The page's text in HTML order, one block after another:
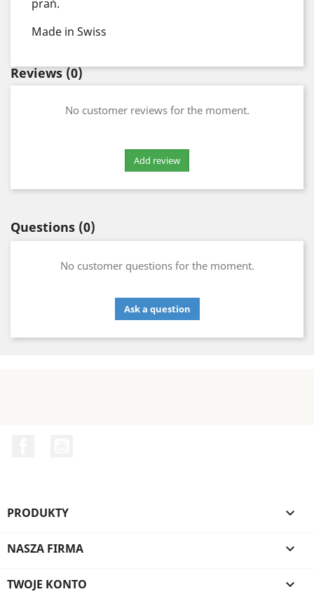
prań.
Made in Swiss
Reviews(0)
No customer reviews for the moment.
Questions (0)
No customer questions for the moment.
Ask a question
PRODUKTY 
NASZA FIRMA 
TWOJE KONTO 